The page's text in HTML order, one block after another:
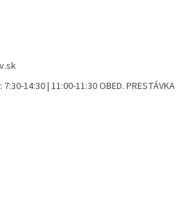
14:30 | 11:00-11:30 OBED. PRESTÁVKA